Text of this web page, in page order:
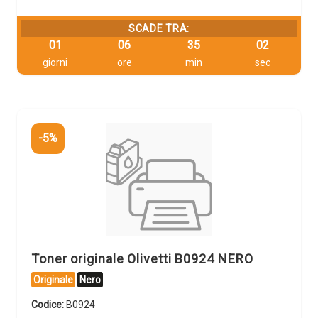
SCADE TRA:
01
giorni
06
ore
35
min
01
sec
-5%
Toner originale Olivetti B0924 NERO
Originale Nero
Codice: B0924